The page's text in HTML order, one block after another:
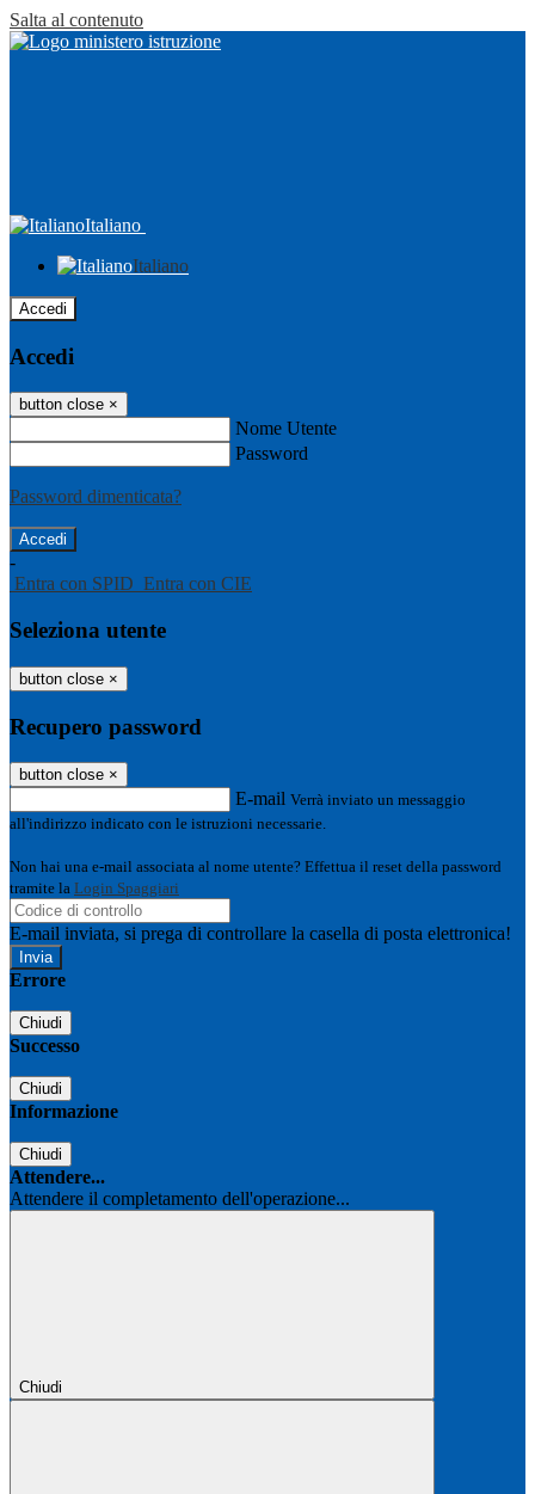
Salta al contenuto
Italiano
Italiano
Accedi
Accedi
button close ×
Nome Utente
Password
Password dimenticata?
-
Entra con SPID Entra con CIE
Seleziona utente
button close ×
Recupero password
button close ×
E-mail Verrà inviato un messaggio
all'indirizzo indicato con le istruzioni necessarie.
Non hai una e-mail associata al nome utente? Effettua il reset della password
tramite la Login Spaggiari
E-mail inviata, si prega di controllare la casella di posta elettronica!
Errore
Chiudi
Successo
Chiudi
Informazione
Chiudi
Attendere...
Attendere il completamento dell'operazione...
Chiudi